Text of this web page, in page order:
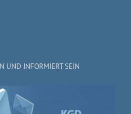
UND INFORMIERT SEIN